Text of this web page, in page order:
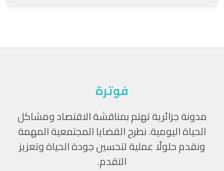
فوترة
مدونة جزائرية تهتم بمناقشة الاقتصاد ومشاكل
الحياة اليومية. نطرح القضايا المجتمعية المهمة
ونقدم حلولًا عملية لتحسين جودة الحياة وتعزيز
التقدم.